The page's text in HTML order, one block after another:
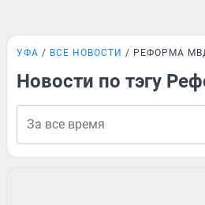
УФА ВСЕ НОВОСТИ РЕФОРМА
Новости по тэгу